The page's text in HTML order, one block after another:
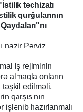
təchizatı
qurğularının
nazir Pərviz
iş rejiminin
almaqla onların
təşkil edilməli,
qarşısının
işlənib hazırlanmalı